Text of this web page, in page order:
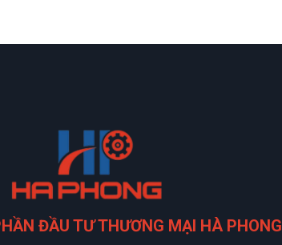
ĐẦU TƯ THƯƠNG MẠI HÀ PHONG